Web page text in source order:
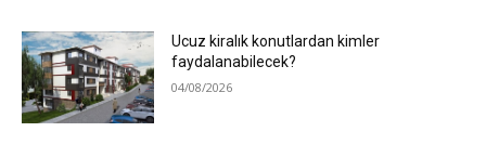
Ucuz kiralık konutlardan kimler
faydalanabilecek?
04/08/2026